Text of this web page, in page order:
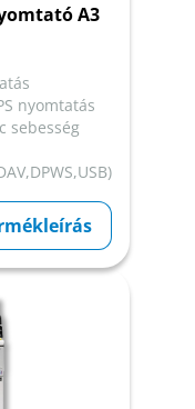
A3
nyomtatás
sebesség